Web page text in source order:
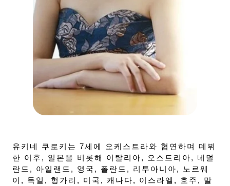
유키네 쿠로키는 7세에 오케스트라와 협연하며 데뷔
한 이후, 일본을 비롯해 이탈리아, 오스트리아, 네덜
란드, 아일랜드, 영국, 폴란드, 리투아니아, 노르웨
이, 독일, 헝가리, 미국, 캐나다, 이스라엘, 호주, 말